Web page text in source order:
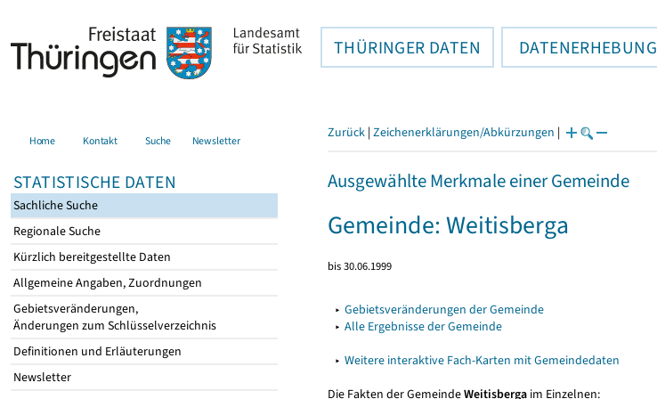
THÜRINGER DATEN DATENERHEBUNG
Home Kontakt Suche Newsletter
STATISTISCHE DATEN
Sachliche Suche
Regionale Suche
Kürzlich bereitgestellte Daten
Allgemeine Angaben, Zuordnungen
Gebietsveränderungen,
Änderungen zum Schlüsselverzeichnis
Definitionen und Erläuterungen
Newsletter
Zurück | Zeichenerklärungen/Abkürzungen |
Ausgewählte Merkmale einer Gemeinde
Gemeinde: Weitisberga
bis 30.06.1999
▸ Gebietsveränderungen der Gemeinde
▸ Alle Ergebnisse der Gemeinde
▸ Weitere interaktive Fach-Karten mit Gemeindedaten
Die Fakten der GemeindeWeitisberga im Einzelnen: